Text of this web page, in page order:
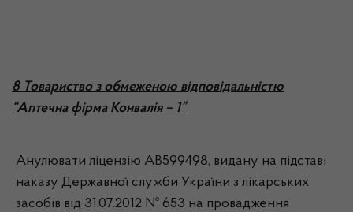
8 Товариство з обмеженою відповідальністю
“Аптечна фірма Конвалія – 1”
Анулювати ліцензію АВ599498, видану на підставі
наказу Державної служби України з лікарських
засобів від 31.07.2012 № 653 на провадження